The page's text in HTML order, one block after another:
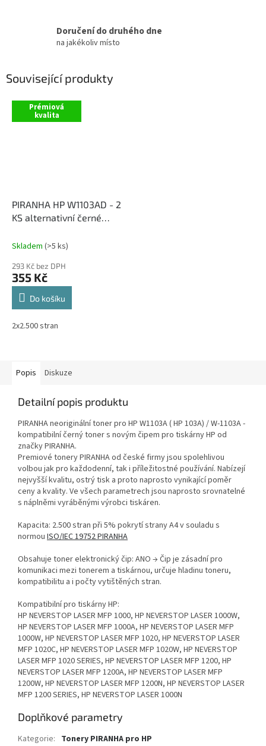
Doručení do druhého dne
na jakékoliv místo
Související produkty
Prémiová
kvalita
PIRANHA HP W1103AD - 2
KS alternativní černé
Skladem (>5 ks)
293 Kč bez DPH
355 Kč
Do košíku
2x2.500 stran
Popis Diskuze
Detailní popis produktu
PIRANHA neoriginální toner pro HP W1103A ( HP 103A) / W-1103A -
kompatibilní černý toner s novým čipem pro tiskárny HP od
značky PIRANHA.
Premiové tonery PIRANHA od české firmy jsou spolehlivou
volbou jak pro každodenní, tak i příležitostné používání. Nabízejí
nejvyšší kvalitu, ostrý tisk a proto naprosto vynikající poměr
ceny a kvality. Ve všech parametrech jsou naprosto srovnatelné
s náplněmi vyráběnými výrobci tiskáren.
Kapacita: 2.500 stran při 5% pokrytí strany A4 v souladu s
normou ISO/IEC 19752 PIRANHA
Obsahuje toner elektronický čip: ANO → Čip je zásadní pro
komunikaci mezi tonerem a tiskárnou, určuje hladinu toneru,
kompatibilitu a i počty vytištěných stran.
Kompatibilní pro tiskárny HP:
HP NEVERSTOP LASER MFP 1000, HP NEVERSTOP LASER 1000W,
HP NEVERSTOP LASER MFP 1000A, HP NEVERSTOP LASER MFP
1000W, HP NEVERSTOP LASER MFP 1020, HP NEVERSTOP LASER
MFP 1020C, HP NEVERSTOP LASER MFP 1020W, HP NEVERSTOP
LASER MFP 1020 SERIES, HP NEVERSTOP LASER MFP 1200, HP
NEVERSTOP LASER MFP 1200A, HP NEVERSTOP LASER MFP
1200W, HP NEVERSTOP LASER MFP 1200N, HP NEVERSTOP LASER
MFP 1200 SERIES, HP NEVERSTOP LASER 1000N
Doplňkové parametry
Kategorie: Tonery PIRANHA pro HP